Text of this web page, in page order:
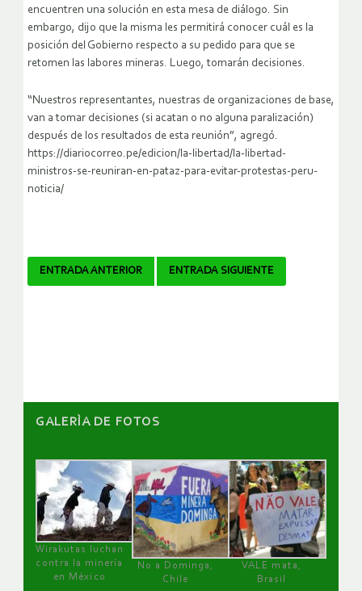
encuentren una solución en esta mesa de diálogo. Sin
embargo, dijo que la misma les permitirá conocer cuál es la
posición del Gobierno respecto a su pedido para que se
retomen las labores mineras. Luego, tomarán decisiones.
“Nuestros representantes, nuestras de organizaciones de base,
van a tomar decisiones (si acatan o no alguna paralización)
después de los resultados de esta reunión”, agregó.
https://diariocorreo.pe/edicion/la-libertad/la-libertad-
ministros-se-reuniran-en-pataz-para-evitar-protestas-peru-
noticia/
Navegador
ENTRADA ANTERIOR ENTRADA SIGUIENTE
GALERÌA DE FOTOS
Wirakutas luchan
contra la minería
en México
No a Dominga,
Chile
VALE mata,
Brasil